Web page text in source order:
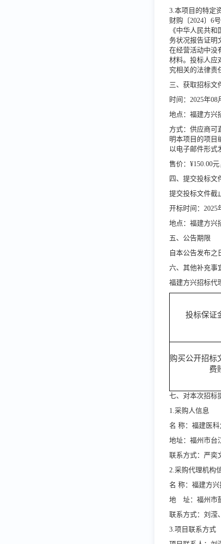
3.本项目的特定
财购〔2024〕6
《中华人民共
务状况报告证明
在经营活动中没
材料。投标人应
究相关的法律责
三、获取招标文
时间： 2025年08
地点：福建方兴
方式：供应商可
明本项目的项目
以电子邮件形式
售价：¥150.00
四、提交投标文
提交投标文件截
开标时间：2025
地点：福建方兴
五、公告期限
自本公告发布之
六、其他补充事
福建方兴招标代
投标保证
购买公开招标
费
七、对本次招标
1.采购人信息
名 称：福建医
地址：福州市台
联系方式：严奕
2.采购代理机构
名 称：福建方
地 址：福州市
联系方式：刘滢
3.项目联系方式